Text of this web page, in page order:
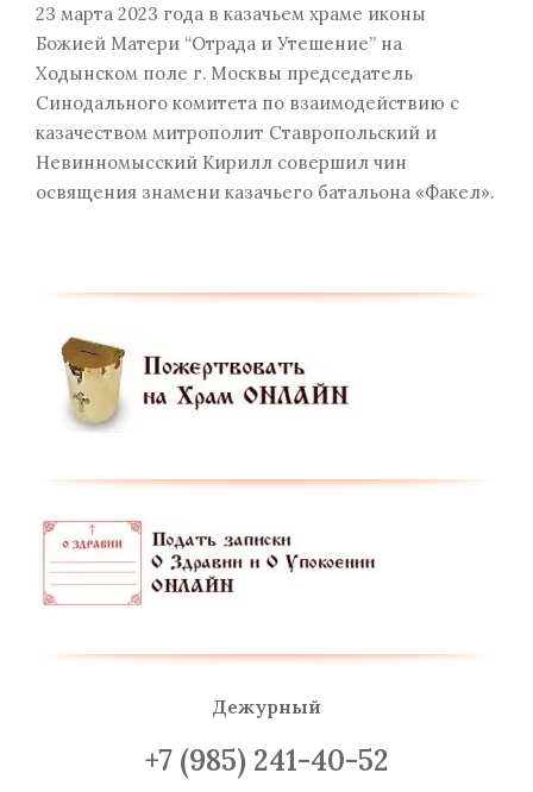
23 марта 2023 года в казачьем храме иконы
Божией Матери “Отрада и Утешение” на
Ходынском поле г. Москвы председатель
Синодального комитета по взаимодействию с
казачеством митрополит Ставропольский и
Невинномысский Кирилл совершил чин
освящения знамени казачьего батальона «Факел».
Дежурный
+7 (985) 241-40-52